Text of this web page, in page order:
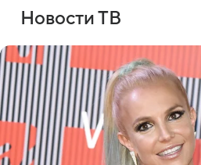
Новости ТВ